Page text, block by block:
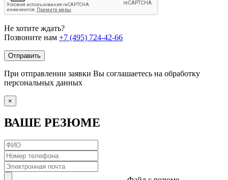
Не хотите ждать?
Позвоните нам +7 (495) 724-42-66
Отправить
При отправлении заявки Вы соглашаетесь на обработку
персональных данных
×
ВАШЕ РЕЗЮМЕ